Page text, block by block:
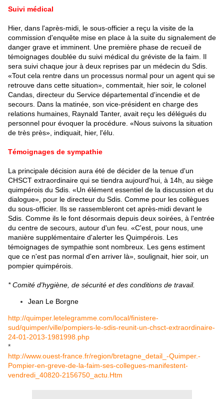
Suivi médical
Hier, dans l'après-midi, le sous-officier a reçu la visite de la
commission d'enquête mise en place à la suite du signalement de
danger grave et imminent. Une première phase de recueil de
témoignages doublée du suivi médical du gréviste de la faim. Il
sera suivi chaque jour à deux reprises par un médecin du Sdis.
«Tout cela rentre dans un processus normal pour un agent qui se
retrouve dans cette situation», commentait, hier soir, le colonel
Candas, directeur du Service départemental d'incendie et de
secours. Dans la matinée, son vice-président en charge des
relations humaines, Raynald Tanter, avait reçu les délégués du
personnel pour évoquer la procédure. «Nous suivons la situation
de très près», indiquait, hier, l'élu.
Témoignages de sympathie
La principale décision aura été de décider de la tenue d'un
CHSCT extraordinaire qui se tiendra aujourd'hui, à 14h, au siège
quimpérois du Sdis. «Un élément essentiel de la discussion et du
dialogue», pour le directeur du Sdis. Comme pour les collègues
du sous-officier. Ils se rassembleront cet après-midi devant le
Sdis. Comme ils le font désormais depuis deux soirées, à l'entrée
du centre de secours, autour d'un feu. «C'est, pour nous, une
manière supplémentaire d'alerter les Quimpérois. Les
témoignages de sympathie sont nombreux. Les gens estiment
que ce n'est pas normal d'en arriver là», soulignait, hier soir, un
pompier quimpérois.
* Comité d'hygiène, de sécurité et des conditions de travail.
Jean Le Borgne
http://quimper.letelegramme.com/local/finistere-
sud/quimper/ville/pompiers-le-sdis-reunit-un-chsct-extraordinaire-
24-01-2013-1981998.php
*
http://www.ouest-france.fr/region/bretagne_detail_-Quimper.-
Pompier-en-greve-de-la-faim-ses-collegues-manifestent-
vendredi_40820-2156750_actu.Htm